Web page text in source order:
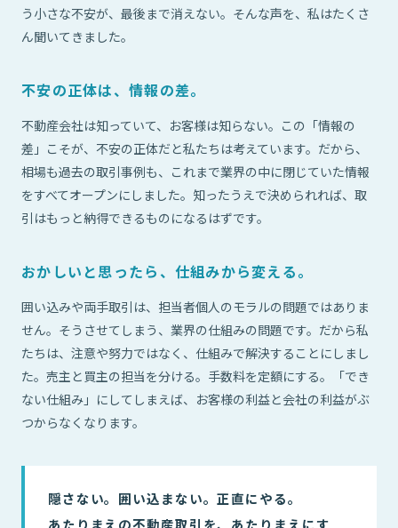
う小さな不安が、最後まで消えない。そんな声を、私はたくさ
ん聞いてきました。
不安の正体は、情報の差。
不動産会社は知っていて、お客様は知らない。この「情報の
差」こそが、不安の正体だと私たちは考えています。だから、
相場も過去の取引事例も、これまで業界の中に閉じていた情報
をすべてオープンにしました。知ったうえで決められれば、取
引はもっと納得できるものになるはずです。
おかしいと思ったら、仕組みから変える。
囲い込みや両手取引は、担当者個人のモラルの問題ではありま
せん。そうさせてしまう、業界の仕組みの問題です。だから私
たちは、注意や努力ではなく、仕組みで解決することにしまし
た。売主と買主の担当を分ける。手数料を定額にする。「でき
ない仕組み」にしてしまえば、お客様の利益と会社の利益がぶ
つからなくなります。
隠さない。囲い込まない。正直にやる。
あたりまえの不動産取引を、あたりまえにす